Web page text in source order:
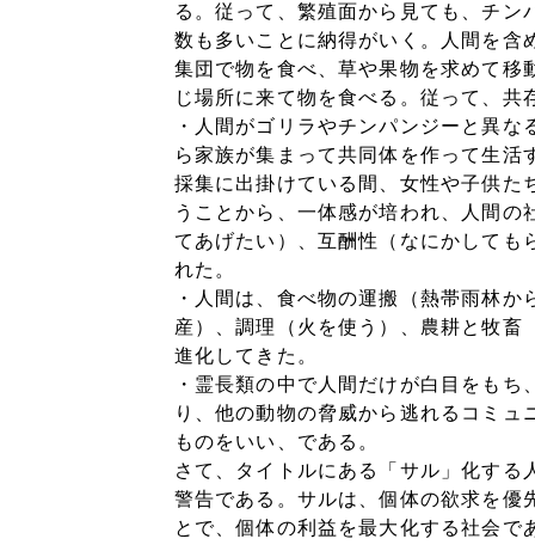
る。従って、繁殖面から見ても、チ
数も多いことに納得がいく。人間を含
集団で物を食べ、草や果物を求めて移
じ場所に来て物を食べる。従って、共
・人間がゴリラやチンパンジーと異
ら家族が集まって共同体を作って生
採集に出掛けている間、女性や子供た
うことから、一体感が培われ、人間
てあげたい）、互酬性（なにかしても
れた。
・人間は、食べ物の運搬（熱帯雨林
産）、調理（火を使う）、農耕と牧
進化してきた。
・霊長類の中で人間だけが白目をも
り、他の動物の脅威から逃れるコミ
ものをいい、である。
さて、タイトルにある「サル」化す
警告である。サルは、個体の欲求を優
とで、個体の利益を最大化する社会